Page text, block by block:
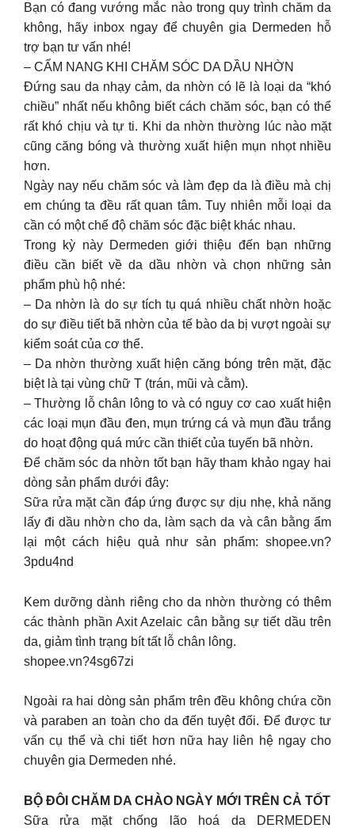
Bạn có đang vướng mắc nào trong quy trình chăm da
không, hãy inbox ngay để chuyên gia Dermeden hỗ
trợ bạn tư vấn nhé!
– CẨM NANG KHI CHĂM SÓC DA DẦU NHỜN
Đứng sau da nhạy cảm, da nhờn có lẽ là loại da “khó
chiều” nhất nếu không biết cách chăm sóc, bạn có thể
rất khó chịu và tự ti. Khi da nhờn thường lúc nào mặt
cũng căng bóng và thường xuất hiện mụn nhọt nhiều
hơn.
Ngày nay nếu chăm sóc và làm đẹp da là điều mà chị
em chúng ta đều rất quan tâm. Tuy nhiên mỗi loại da
cần có một chế độ chăm sóc đặc biệt khác nhau.
Trong kỳ này Dermeden giới thiệu đến bạn những
điều cần biết về da dầu nhờn và chọn những sản
phẩm phù hộ nhé:
– Da nhờn là do sự tích tụ quá nhiều chất nhờn hoặc
do sự điều tiết bã nhờn của tế bào da bị vượt ngoài sự
kiểm soát của cơ thể.
– Da nhờn thường xuất hiện căng bóng trên mặt, đặc
biệt là tại vùng chữ T (trán, mũi và cằm).
– Thường lỗ chân lông to và có nguy cơ cao xuất hiện
các loại mụn đầu đen, mụn trứng cá và mụn đầu trắng
do hoạt động quá mức cần thiết của tuyến bã nhờn.
Để chăm sóc da nhờn tốt bạn hãy tham khảo ngay hai
dòng sản phẩm dưới đây:
Sữa rửa mặt cần đáp ứng được sự dịu nhẹ, khả năng
lấy đi dầu nhờn cho da, làm sạch da và cân bằng ẩm
lại một cách hiệu quả như sản phẩm: shopee.vn?
3pdu4nd
Kem dưỡng dành riêng cho da nhờn thường có thêm
các thành phần Axit Azelaic cân bằng sự tiết dầu trên
da, giảm tình trạng bít tất lỗ chân lông.
shopee.vn?4sg67zi
Ngoài ra hai dòng sản phẩm trên đều không chứa cồn
và paraben an toàn cho da đến tuyệt đối. Để được tư
vấn cụ thể và chi tiết hơn nữa hay liên hệ ngay cho
chuyên gia Dermeden nhé.
BỘ ĐÔI CHĂM DA CHÀO NGÀY MỚI TRÊN CẢ TỐT
Sữa rửa mặt chống lão hoá da DERMEDEN